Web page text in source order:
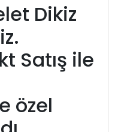
Dikiz
Satış ile
özel